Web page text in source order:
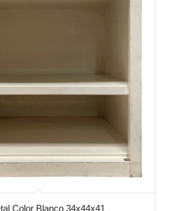
Color Blanco 34x44x41